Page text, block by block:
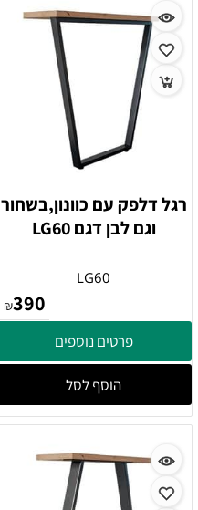
רגל דלפק עם כוונון,בשחור
וגם לבן דגם LG60
LG60
₪390
פרטים נוספים
הוסף לסל